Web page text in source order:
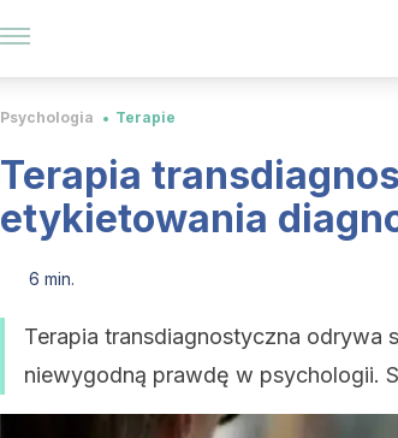
Psychologia Terapie
Terapia
etykietowania
6 min.
Terapia transdiagnostyczna odrywa
niewygodną prawdę w psychologii.